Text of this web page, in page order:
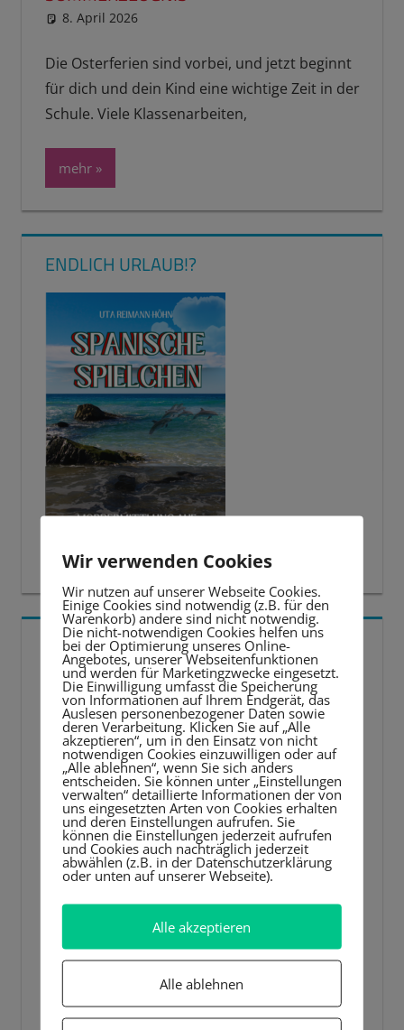
8. April 2026
Die Osterferien sind vorbei, und jetzt beginnt
für dich und dein Kind eine wichtige Zeit in der
Schule. Viele Klassenarbeiten,
mehr
ENDLICH URLAUB!?
5 BESTE LERNTIPPS
Video-
Player
Wir verwenden Cookies
Wir nutzen auf unserer Webseite Cookies.
Einige Cookies sind notwendig (z.B. für den
Warenkorb) andere sind nicht notwendig.
Die nicht-notwendigen Cookies helfen uns
bei der Optimierung unseres Online-
Angebotes, unserer Webseitenfunktionen
und werden für Marketingzwecke eingesetzt.
Die Einwilligung umfasst die Speicherung
von Informationen auf Ihrem Endgerät, das
Auslesen personenbezogener Daten sowie
deren Verarbeitung. Klicken Sie auf „Alle
akzeptieren“, um in den Einsatz von nicht
notwendigen Cookies einzuwilligen oder auf
„Alle ablehnen“, wenn Sie sich anders
entscheiden. Sie können unter „Einstellungen
verwalten“ detaillierte Informationen der von
uns eingesetzten Arten von Cookies erhalten
und deren Einstellungen aufrufen. Sie
können die Einstellungen jederzeit aufrufen
und Cookies auch nachträglich jederzeit
abwählen (z.B. in der Datenschutzerklärung
oder unten auf unserer Webseite).
Alle akzeptieren
Alle ablehnen